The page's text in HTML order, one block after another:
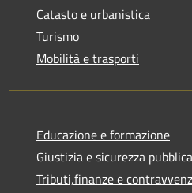
Catasto e urbanistica
Turismo
Mobilità e trasporti
Educazione e formazione
Giustizia e sicurezza pubblica
Tributi,finanze e